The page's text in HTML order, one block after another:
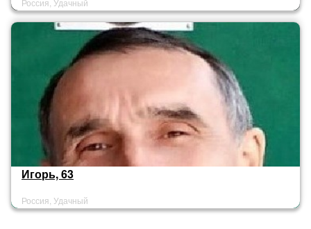
Россия, Удачный
Игорь, 63
Россия, Удачный